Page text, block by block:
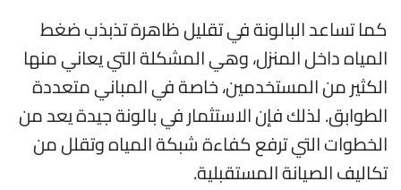
كما تساعد البالونة في تقليل ظاهرة تذبذب ضغط
المياه داخل المنزل، وهي المشكلة التي يعاني منها
الكثير من المستخدمين، خاصة في المباني متعددة
الطوابق. لذلك فإن الاستثمار في بالونة جيدة يعد من
الخطوات التي ترفع كفاءة شبكة المياه وتقلل من
تكاليف الصيانة المستقبلية.